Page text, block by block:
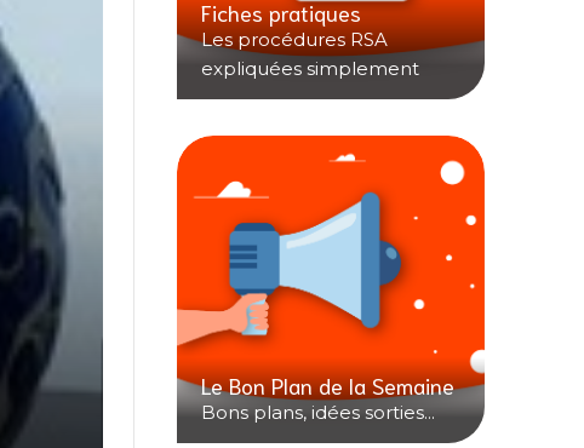
Fiches pratiques
Les procédures RSA
expliquées simplement
Le Bon Plan de la Semaine
Bons plans, idées sorties...